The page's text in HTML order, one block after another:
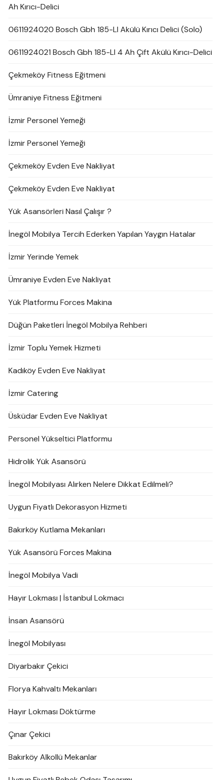
Ah Kırıcı-Delici
0611924020 Bosch Gbh 185-LI Akülü Kırıcı Delici (Solo)
0611924021 Bosch Gbh 185-LI 4 Ah Çift Akülü Kırıcı-Delici
Çekmeköy Fitness Eğitmeni
Ümraniye Fitness Eğitmeni
İzmir Personel Yemeği
İzmir Personel Yemeği
Çekmeköy Evden Eve Nakliyat
Çekmeköy Evden Eve Nakliyat
Yük Asansörleri Nasıl Çalışır ?
İnegöl Mobilya Tercih Ederken Yapılan Yaygın Hatalar
İzmir Yerinde Yemek
Ümraniye Evden Eve Nakliyat
Yük Platformu Forces Makina
Düğün Paketleri İnegöl Mobilya Rehberi
İzmir Toplu Yemek Hizmeti
Kadıköy Evden Eve Nakliyat
İzmir Catering
Üsküdar Evden Eve Nakliyat
Personel Yükseltici Platformu
Hidrolik Yük Asansörü
İnegöl Mobilyası Alırken Nelere Dikkat Edilmeli?
Uygun Fiyatlı Dekorasyon Hizmeti
Bakırköy Kutlama Mekanları
Yük Asansörü Forces Makina
İnegöl Mobilya Vadi
Hayır Lokması | İstanbul Lokmacı
İnsan Asansörü
İnegöl Mobilyası
Diyarbakır Çekici
Florya Kahvaltı Mekanları
Hayır Lokması Döktürme
Çınar Çekici
Bakırköy Alkollü Mekanlar